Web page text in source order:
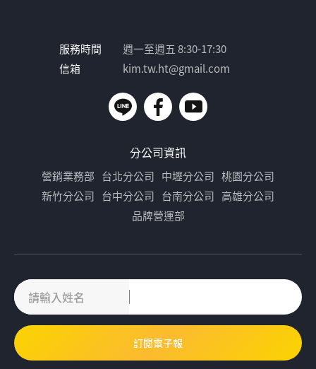
服務時間
週一至週五 8:30-17:30
信箱
kim.tw.ht@gmail.com
分公司資訊
營銷業務部 台北分公司 中壢分公司 桃園分公司
新竹分公司 台中分公司 台南分公司 高雄分公司
品牌營運部